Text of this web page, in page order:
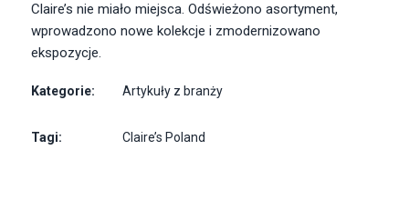
Claire’s nie miało miejsca. Odświeżono asortyment,
wprowadzono nowe kolekcje i zmodernizowano
ekspozycje.
Kategorie: Artykuły z branży
Tagi: Claire’s Poland